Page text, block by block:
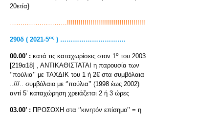
20ετία}
………………………!!!!!!!!!!!!!!!!!!!!!!!!!!!!!!!!!!!!!!!!
290δ ( 2021-5ος ) ………………………….
00.00’ : κατά τις καταχωρίσεις στον 1ο του 2003
[219α18] , ΑΝΤΙΚΑΘΙΣΤΑΤΑΙ η παρουσία των
‘’πούλια’’ με ΤΑΧΔΙΚ του 1 ή 2€ στα συμβόλαια
..///.. συμβόλαιο με ‘’πούλια’’ (1998 έως 2002)
αντί 5’ καταχώρηση χρειάζεται 2 ή 3 ώρες
03.00’ : ΠΡΟΣΟΧΗ στα ‘’κινητόν επίσημο’’ = η